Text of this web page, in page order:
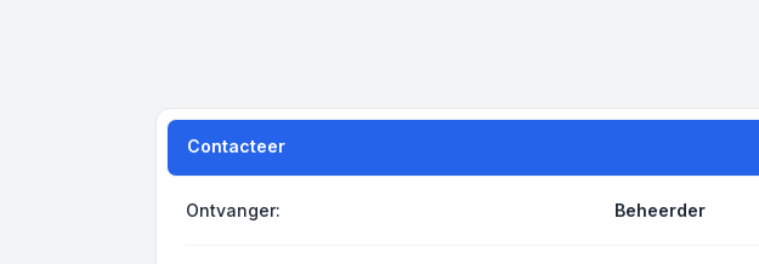
Contacteer
Ontvanger: Beheerder